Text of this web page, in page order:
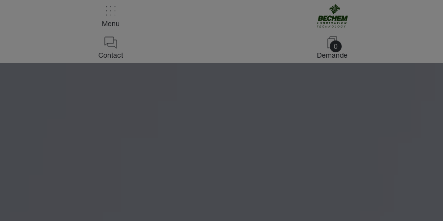
Menu
0
Demande
Contact